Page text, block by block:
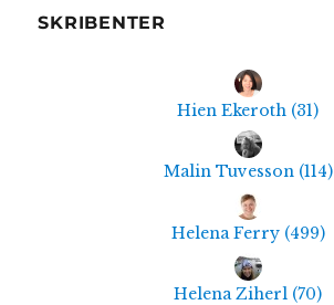
SKRIBENTER
Hien Ekeroth (31)
Malin Tuvesson (114)
Helena Ferry (499)
Helena Ziherl (70)